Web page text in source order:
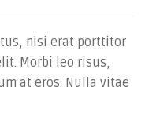
nisi erat porttitor
Morbi leo risus,
at eros. Nulla vitae